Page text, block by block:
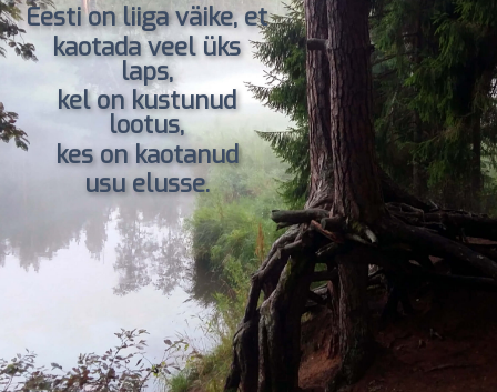
Eesti on liiga väike, et
kaotada veel üks
laps,
kel on kustunud
lootus,
kes on kaotanud
usu elusse.